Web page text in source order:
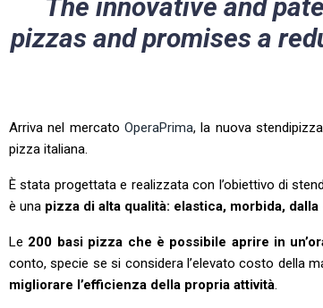
The innovative and
pizzas and promises a
Arriva nel mercato OperaPrima, la nuova
pizza italiana.
È stata progettata e realizzata con l’obiettivo di
è una pizza di alta qualità: elastica, morbida,
Le 200 basi pizza che è possibile aprire in
conto, specie se si considera l’elevato costo della
migliorare l’efficienza della propria attività.